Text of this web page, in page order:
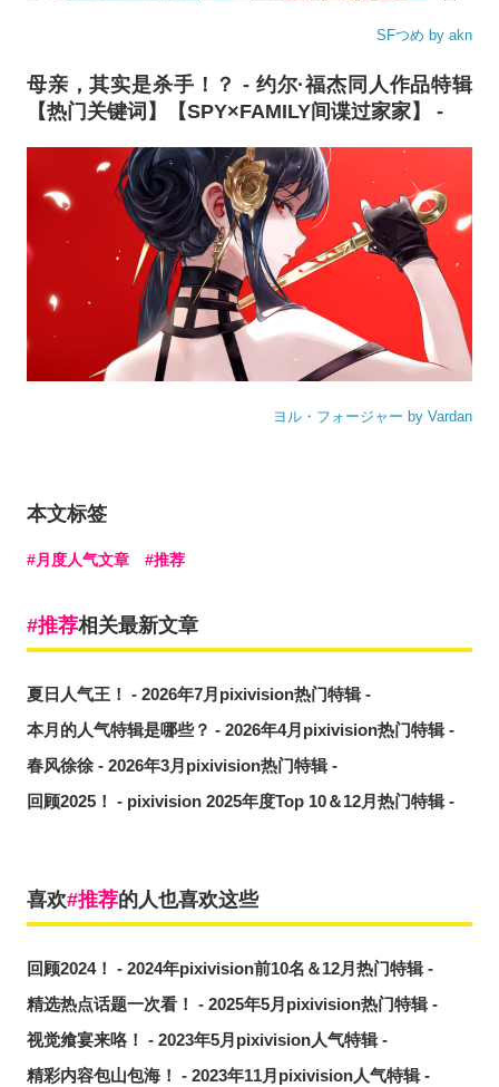
SFつめ by akn
母亲，其实是杀手！？ - 约尔·福杰同人作品特辑
【热门关键词】【SPY×FAMILY间谍过家家】 -
ヨル・フォージャー by Vardan
本文标签
月度人气文章 推荐
推荐相关最新文章
夏日人气王！ - 2026年7月pixivision热门特辑 -
本月的人气特辑是哪些？ - 2026年4月pixivision热门特辑 -
春风徐徐 - 2026年3月pixivision热门特辑 -
回顾2025！ - pixivision 2025年度Top 10＆12月热门特辑 -
喜欢 推荐的人也喜欢这些
回顾2024！ - 2024年pixivision前10名＆12月热门特辑 -
精选热点话题一次看！ - 2025年5月pixivision热门特辑 -
视觉飨宴来咯！ - 2023年5月pixivision人气特辑 -
精彩内容包山包海！ - 2023年11月pixivision人气特辑 -